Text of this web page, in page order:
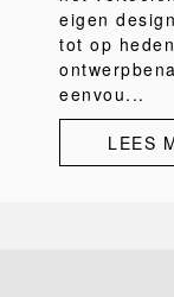
eigen
tot op
eenvou...
LEES